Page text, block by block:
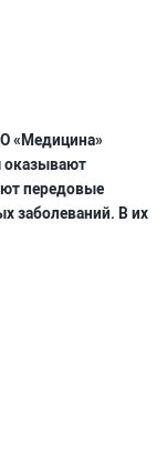
«Медицина»
оказывают
передовые
заболеваний. В их